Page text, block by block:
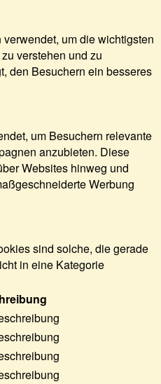
um die wichtigsten
verstehen und zu
den Besuchern ein besseres
um Besuchern relevante
anzubieten. Diese
Websites hinweg und
Werbung
sind solche, die gerade
in eine Kategorie